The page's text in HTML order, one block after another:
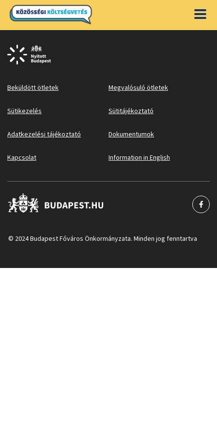
Beküldött ötletek Megvalósuló ötletek
Sütikezelés Sütitájékoztató
Adatkezelési tájékoztató Dokumentumok
Kapcsolat Information in English
© 2024 Budapest Főváros Önkormányzata. Minden jog fenntartva